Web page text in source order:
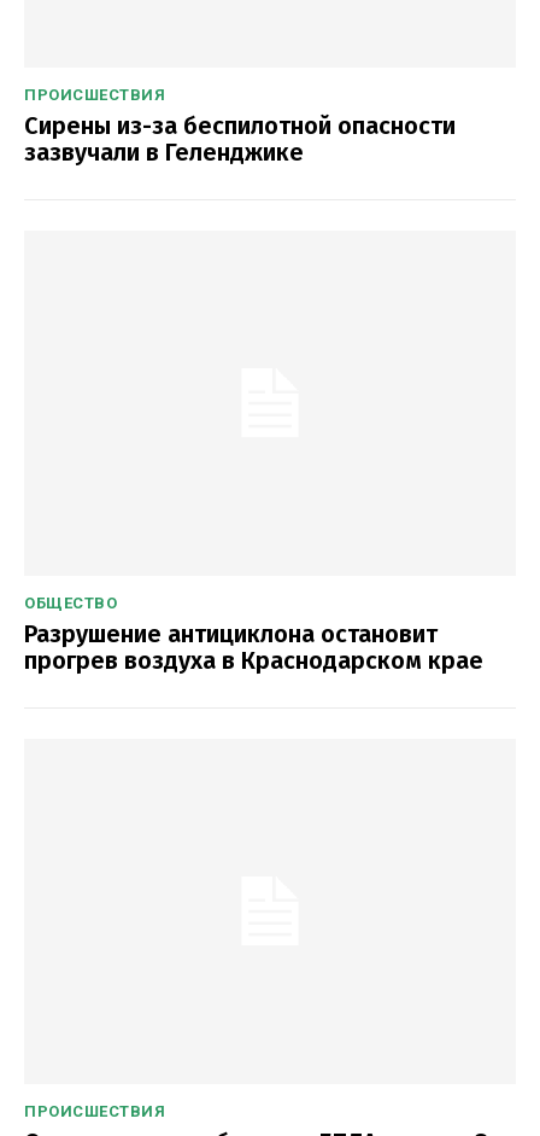
ПРОИСШЕСТВИЯ
Сирены из-за беспилотной опасности
зазвучали в Геленджике
ОБЩЕСТВО
Разрушение антициклона остановит
прогрев воздуха в Краснодарском крае
ПРОИСШЕСТВИЯ